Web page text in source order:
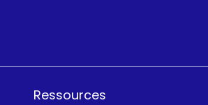
Ressources